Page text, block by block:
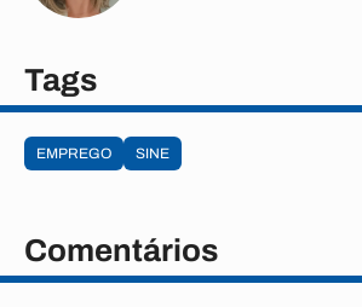
Tags
EMPREGO SINE
Comentários